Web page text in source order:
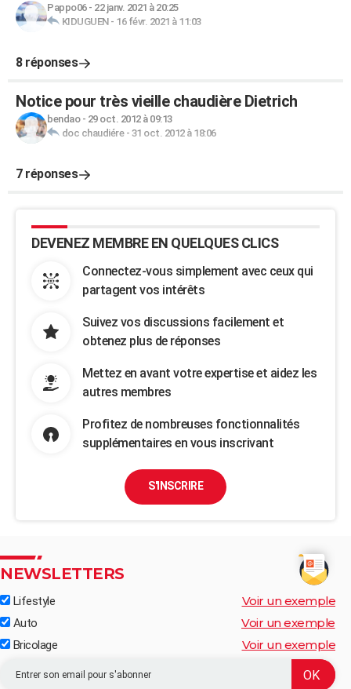
Pappo06- 22 janv. 2021 à 20:25
KIDUGUEN- 16 févr. 2021 à 11:03
8 réponses
Notice pour très vieille chaudière Dietrich
bendao- 29 oct. 2012 à 09:13
doc chaudiére- 31 oct. 2012 à 18:06
7 réponses
DEVENEZ MEMBRE EN QUELQUES CLICS
Connectez-vous simplement avec ceux qui
partagent vos intérêts
Suivez vos discussions facilement et
obtenez plus de réponses
Mettez en avant votre expertise et aidez les
autres membres
Profitez de nombreuses fonctionnalités
supplémentaires en vous inscrivant
S'INSCRIRE
NEWSLETTERS
Lifestyle Voir un exemple
Auto Voir un exemple
Bricolage Voir un exemple